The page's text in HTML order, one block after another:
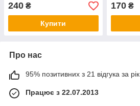
240 ₴
Купити
170₴
Про нас
95% позитивних з 21 відгука за рік
Працює з 22.07.2013